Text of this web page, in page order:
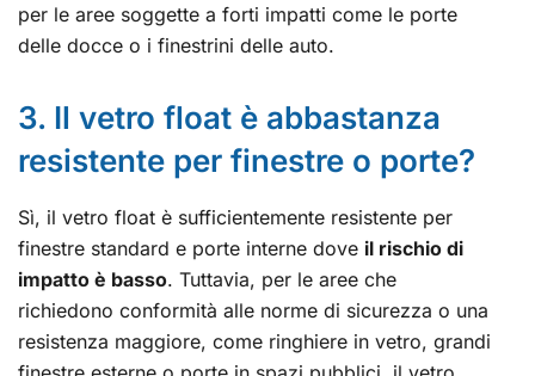
per le aree soggette a forti impatti come le porte
delle docce o i finestrini delle auto.
3. Il vetro float è abbastanza
resistente per finestre o porte?
Sì, il vetro float è sufficientemente resistente per
finestre standard e porte interne dove il rischio di
impatto è basso. Tuttavia, per le aree che
richiedono conformità alle norme di sicurezza o una
resistenza maggiore, come ringhiere in vetro, grandi